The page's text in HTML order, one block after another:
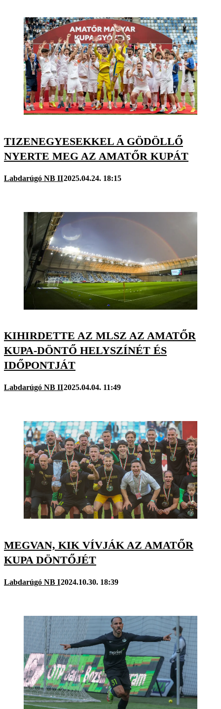
TIZENEGYESEKKEL A GÖDÖLLŐ
NYERTE MEG AZ AMATŐR KUPÁT
Labdarúgó NB II2025.04.24. 18:15
KIHIRDETTE AZ MLSZ AZ AMATŐR
KUPA-DÖNTŐ HELYSZÍNÉT ÉS
IDŐPONTJÁT
Labdarúgó NB II2025.04.04. 11:49
MEGVAN, KIK VÍVJÁK AZ AMATŐR
KUPA DÖNTŐJÉT
Labdarúgó NB I2024.10.30. 18:39